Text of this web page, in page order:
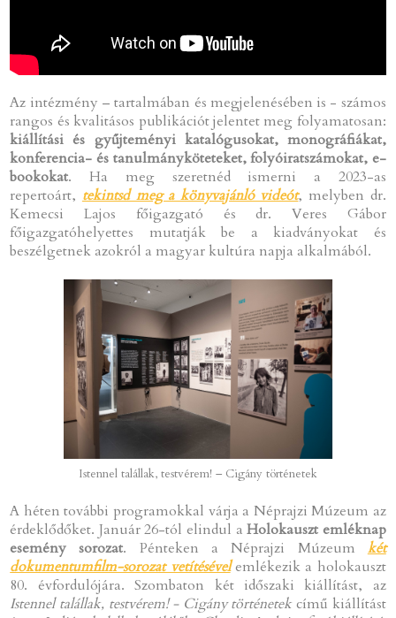
Az intézmény – tartalmában és megjelenésében is - számos
rangos és kvalitásos publikációt jelentet meg folyamatosan:
kiállítási és gyűjteményi katalógusokat, monográfiákat,
konferencia- és tanulmányköteteket, folyóiratszámokat, e-
bookokat. Ha meg szeretnéd ismerni a 2023-as
repertoárt, tekintsd meg a könyvajánló videót, melyben dr.
Kemecsi Lajos főigazgató és dr. Veres Gábor
főigazgatóhelyettes mutatják be a kiadványokat és
beszélgetnek azokról a magyar kultúra napja alkalmából.
Istennel talállak, testvérem! – Cigány történetek
A héten további programokkal várja a Néprajzi Múzeum az
érdeklődőket. Január 26-tól elindul aHolokauszt emléknap
esemény sorozat. Pénteken a Néprajzi Múzeum két
dokumentumfilm-sorozat vetítésévelemlékezik a holokauszt
80. évfordulójára. Szombaton két időszaki kiállítást, az
Istennel talállak, testvérem! - Cigány történetek című kiállítást